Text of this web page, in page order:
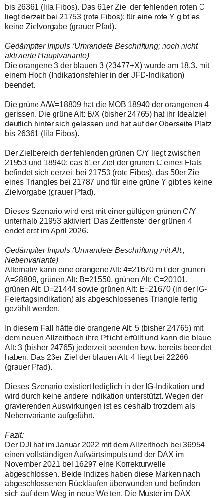
auf
der
Plattform
wallstreet-
verfügbar.
bis 26361 (lila Fibos). Das 61er Ziel der fehlenden roten C
liegt derzeit bei 21753 (rote Fibos); für eine rote Y gibt es
keine Zielvorgabe (grauer Pfad).
Gedämpfter Impuls (Umrandete Beschriftung; noch nicht
aktivierte Hauptvariante)
Die orangene 3 der blauen 3 (23477+X) wurde am 18.3. mit
einem Hoch (Indikationsfehler in der JFD-Indikation)
beendet.
Die grüne A/W=18809 hat die MOB 18940 der orangenen 4
gerissen. Die grüne Alt: B/X (bisher 24765) hat ihr Idealziel
deutlich hinter sich gelassen und hat auf der Oberseite Platz
bis 26361 (lila Fibos).
Der Zielbereich der fehlenden grünen C/Y liegt zwischen
21953 und 18940; das 61er Ziel der grünen C eines Flats
befindet sich derzeit bei 21753 (rote Fibos), das 50er Ziel
eines Triangles bei 21787 und für eine grüne Y gibt es keine
Zielvorgabe (grauer Pfad).
Dieses Szenario wird erst mit einer gültigen grünen C/Y
unterhalb 21953 aktiviert. Das Zeitfenster der grünen 4
endet erst im April 2026.
Gedämpfter Impuls (Umrandete Beschriftung mit Alt:;
Nebenvariante)
Alternativ kann eine orangene Alt: 4=21670 mit der grünen
A=28809, grünen Alt: B=21550, grünen Alt: C=20101,
grünen Alt: D=21444 sowie grünen Alt: E=21670 (in der IG-
Feiertagsindikation) als abgeschlossenes Triangle fertig
gezählt werden.
In diesem Fall hätte die orangene Alt: 5 (bisher 24765) mit
dem neuen Allzeithoch ihre Pflicht erfüllt und kann die blaue
Alt: 3 (bisher 24765) jederzeit beenden bzw. bereits beendet
haben. Das 23er Ziel der blauen Alt: 4 liegt bei 22266
(grauer Pfad).
Dieses Szenario existiert lediglich in der IG-Indikation und
wird durch keine andere Indikation unterstützt. Wegen der
gravierenden Auswirkungen ist es deshalb trotzdem als
Nebenvariante aufgeführt.
Fazit:
Der DJI hat im Januar 2022 mit dem Allzeithoch bei 36954
einen vollständigen Aufwärtsimpuls und der DAX im
November 2021 bei 16297 eine Korrekturwelle
abgeschlossen. Beide Indizes haben diese Marken nach
abgeschlossenen Rückläufen überwunden und befinden
sich auf dem Weg in neue Welten. Die Muster im DAX